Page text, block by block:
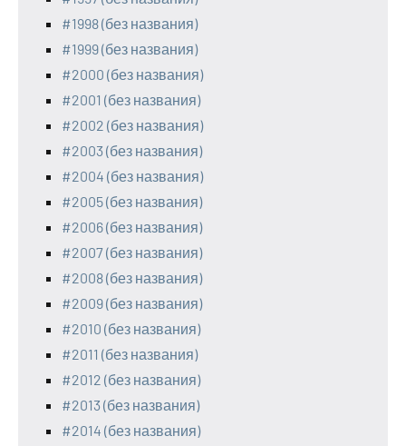
#1998 (без названия)
#1999 (без названия)
#2000 (без названия)
#2001 (без названия)
#2002 (без названия)
#2003 (без названия)
#2004 (без названия)
#2005 (без названия)
#2006 (без названия)
#2007 (без названия)
#2008 (без названия)
#2009 (без названия)
#2010 (без названия)
#2011 (без названия)
#2012 (без названия)
#2013 (без названия)
#2014 (без названия)